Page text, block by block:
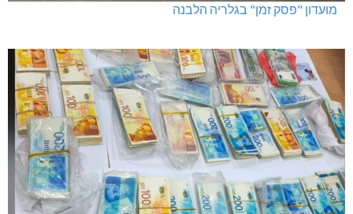
מועדון "פסק זמן" בגלריה הלבנה